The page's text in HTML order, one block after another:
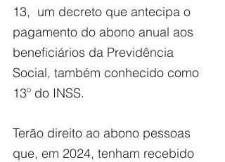
13,  um decreto que antecipa o
pagamento do abono anual aos
beneficiários da Previdência
Social, também conhecido como
13º do INSS.
Terão direito ao abono pessoas
que, em 2024, tenham recebido